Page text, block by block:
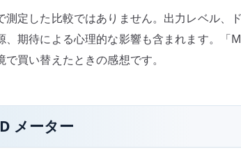
測定した比較ではありません。出力レベル、
、期待による心理的な影響も含まれます。「
買い替えたときの感想です。
メーター